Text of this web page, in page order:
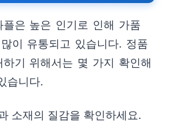
플은 높은 인기로 인해 가품
이 유통되고 있습니다. 정품
기 위해서는 몇 가지 확인해
습니다.
소재의 질감을 확인하세요.